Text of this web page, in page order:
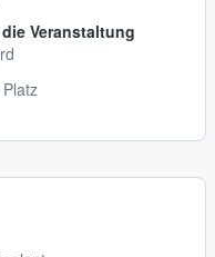
Veranstaltung